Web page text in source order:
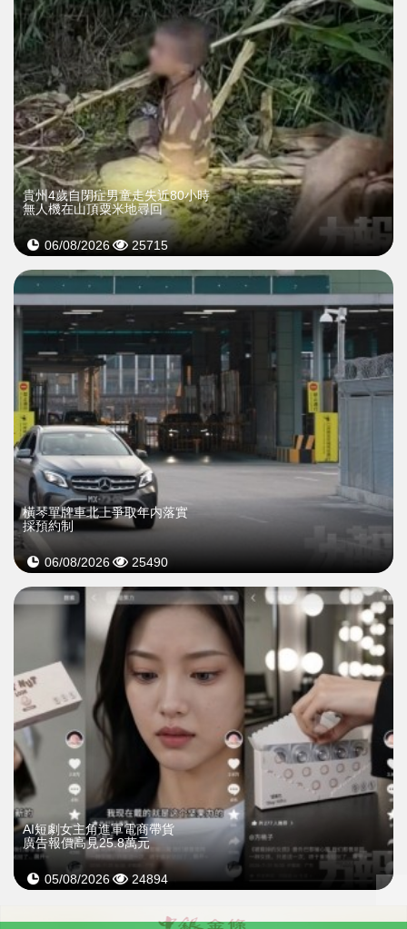
貴州4歲自閉症男童走失近80小時
無人機在山頂粟米地尋回
06/08/2026 25715
橫琴單牌車北上爭取年内落實
採預約制
06/08/2026 25490
AI短劇女主角進軍電商帶貨
廣告報價高見25.8萬元
05/08/2026 24894